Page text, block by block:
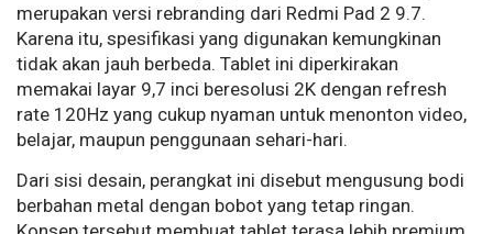
merupakan versi rebranding dari Redmi Pad 2 9.7.
Karena itu, spesifikasi yang digunakan kemungkinan
tidak akan jauh berbeda. Tablet ini diperkirakan
memakai layar 9,7 inci beresolusi 2K dengan refresh
rate 120Hz yang cukup nyaman untuk menonton video,
belajar, maupun penggunaan sehari-hari.
Dari sisi desain, perangkat ini disebut mengusung bodi
berbahan metal dengan bobot yang tetap ringan.